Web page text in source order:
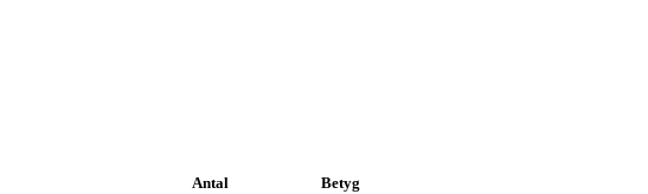
Antal Betyg